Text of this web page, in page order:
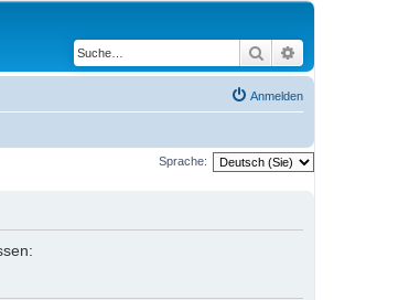
Suche
Anmelden
Sprache: